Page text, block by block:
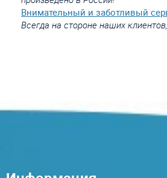
Внимательный и заботливый
Всегда на стороне наших